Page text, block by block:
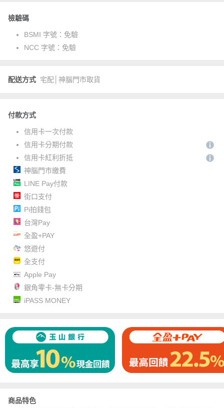
檢驗碼
BSMI 字號： 免驗
NCC 字號： 免驗
配送方式 宅配│神腦門市取貨
付款方式
信用卡一次付款
信用卡分期付款
信用卡紅利折抵
神腦門市繳費
LINE Pay付款
街口支付
Pi拍錢包
台灣Pay
全盈+PAY
悠遊付
全支付
Apple Pay
銀角零卡-無卡分期
iPASS MONEY
商品特色